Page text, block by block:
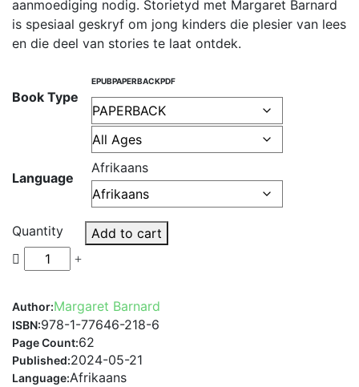
aanmoediging nodig. Storietyd met Margaret Barnard
is spesiaal geskryf om jong kinders die plesier van lees
en die deel van stories te laat ontdek.
Book Type
EPUBPAPERBACKPDF
Language
Afrikaans
Quantity Add to cart
Author:Margaret Barnard
ISBN:978-1-77646-218-6
Page Count:62
Published:2024-05-21
Language:Afrikaans